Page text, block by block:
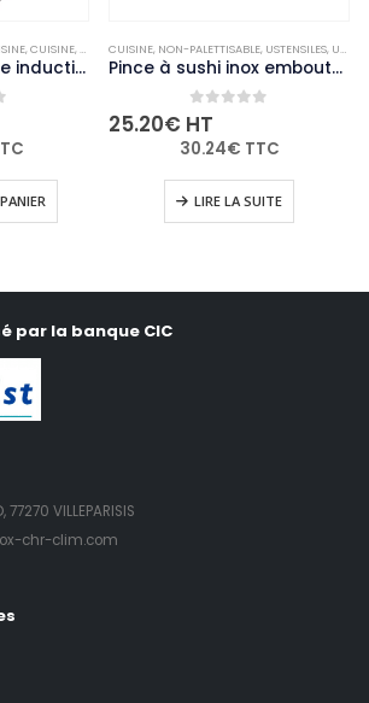
,CUISINE,NON-PALETTISABLE
Batterie de cuisine induction en inox 5 pièces Vogue Cook Like A Pro
5
CUISINE, NON-PALETTISABLE, USTENSILES, USTENSILES DE SERVICE
Pince à sushi inox embouts arrondis 140mm
0out of 5
25.20€ HT
30.24€ TTC
LIRE LA SUITE
par la banque CIC
77270 VILLEPARISIS
chr-clim.com